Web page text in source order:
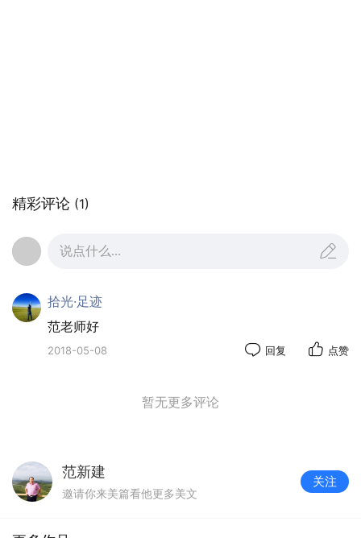
精彩评论 (1)
说点什么...
拾光·足迹
范老师好
2018-05-08 回复 点赞
暂无更多评论
范新建
邀请你来美篇看他更多美文
关注